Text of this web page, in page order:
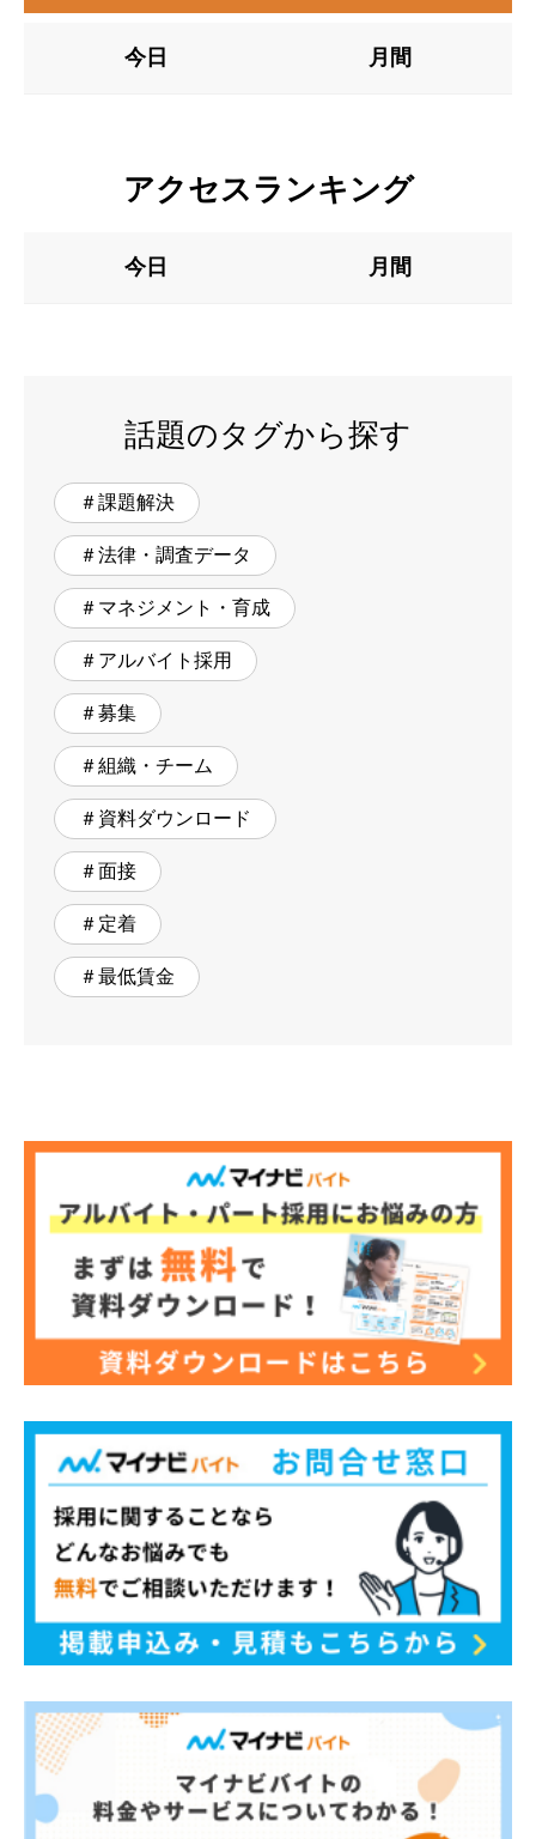
今日 月間
アクセスランキング
今日 月間
話題のタグから探す
＃課題解決
＃法律・調査データ
＃マネジメント・育成
＃アルバイト採用
＃募集
＃組織・チーム
＃資料ダウンロード
＃面接
＃定着
＃最低賃金